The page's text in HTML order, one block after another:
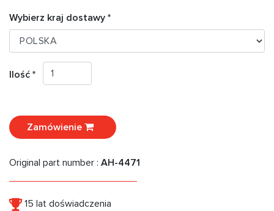
Wybierz kraj dostawy *
Ilość *
Zamówienie
Original part number : AH-4471
15 lat doświadczenia